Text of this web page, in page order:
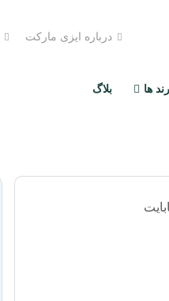
درباره ایزی مارکت
ها بلاگ